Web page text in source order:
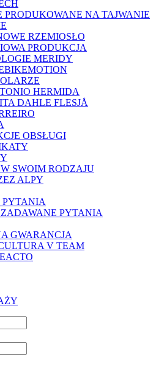
PRODUKOWANE NA TAJWANIE
RZEMIOSŁO
PRODUKCJA
MERIDY
HERMIDA
DAHLE FLESJÅ
OBSŁUGI
SWOIM RODZAJU
ALPY
PYTANIA
PYTANIA
GWARANCJA
V TEAM